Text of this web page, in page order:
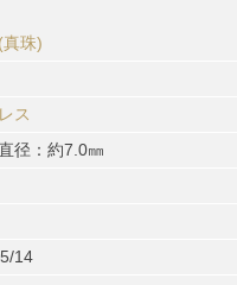
珠)
ス
径：約7.0㎜
14